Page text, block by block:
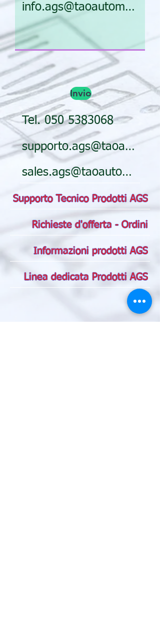
Invio
info.ags@taoautomation.it
Tel. 050 5383068
supporto.ags@taoautomation.it
sales.ags@taoautomation.it
Supporto Tecnico Prodotti AGS
Richieste d'offerta - Ordini
Informazioni prodotti AGS
Linea dedicata Prodotti AGS